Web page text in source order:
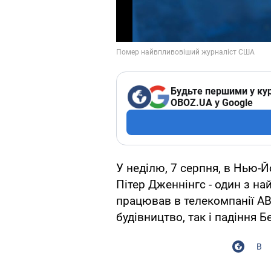
Будьте першими у
OBOZ.UA у Google
У неділю, 7 серпня, в Нью-
Пітер Дженнінгс - один з
працював в телекомпанії
будівництво, так і падіння